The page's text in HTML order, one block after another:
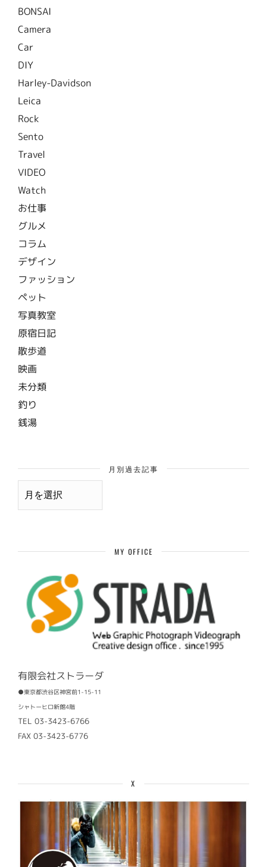
BONSAI
Camera
Car
DIY
Harley-Davidson
Leica
Rock
Sento
Travel
VIDEO
Watch
お仕事
グルメ
コラム
デザイン
ファッション
ペット
写真教室
原宿日記
散歩道
映画
未分類
釣り
銭湯
月別過去記事
月
MY OFFICE
有限会社ストラーダ
●東京都渋谷区神宮前1-15-11
シャトーヒロ新館4階
TEL 03-3423-6766
FAX 03-3423-6776
X